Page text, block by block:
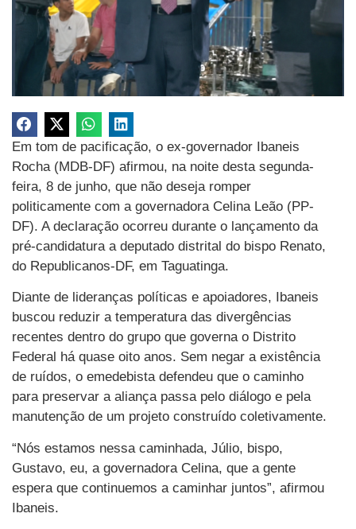
Em tom de pacificação, o ex-governador Ibaneis
Rocha (MDB-DF) afirmou, na noite desta segunda-
feira, 8 de junho, que não deseja romper
politicamente com a governadora Celina Leão (PP-
DF). A declaração ocorreu durante o lançamento da
pré-candidatura a deputado distrital do bispo Renato,
do Republicanos-DF, em Taguatinga.
Diante de lideranças políticas e apoiadores, Ibaneis
buscou reduzir a temperatura das divergências
recentes dentro do grupo que governa o Distrito
Federal há quase oito anos. Sem negar a existência
de ruídos, o emedebista defendeu que o caminho
para preservar a aliança passa pelo diálogo e pela
manutenção de um projeto construído coletivamente.
“Nós estamos nessa caminhada, Júlio, bispo,
Gustavo, eu, a governadora Celina, que a gente
espera que continuemos a caminhar juntos”, afirmou
Ibaneis.